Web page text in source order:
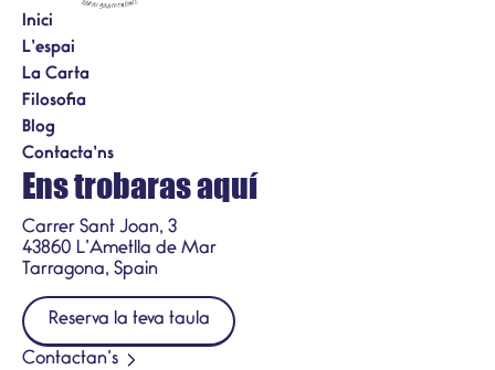
Inici
L’espai
La Carta
Filosofia
Blog
Contacta’ns
Ens trobaras aquí
Carrer Sant Joan, 3
43860 L’Ametlla de Mar
Tarragona, Spain
Reserva la teva taula
Contactan’s